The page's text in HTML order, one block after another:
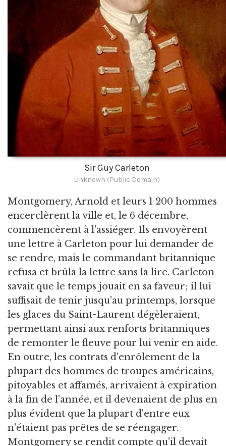
Sir Guy Carleton
Unknown (Public Domain)
Montgomery, Arnold et leurs 1 200 hommes
encerclèrent la ville et, le 6 décembre,
commencèrent à l'assiéger. Ils envoyèrent
une lettre à Carleton pour lui demander de
se rendre, mais le commandant britannique
refusa et brûla la lettre sans la lire. Carleton
savait que le temps jouait en sa faveur; il lui
suffisait de tenir jusqu'au printemps, lorsque
les glaces du Saint-Laurent dégèleraient,
permettant ainsi aux renforts britanniques
de remonter le fleuve pour lui venir en aide.
En outre, les contrats d'enrôlement de la
plupart des hommes de troupes américains,
pitoyables et affamés, arrivaient à expiration
à la fin de l'année, et il devenaient de plus en
plus évident que la plupart d'entre eux
n'étaient pas prêtes de se réengager.
Montgomery se rendit compte qu'il devait